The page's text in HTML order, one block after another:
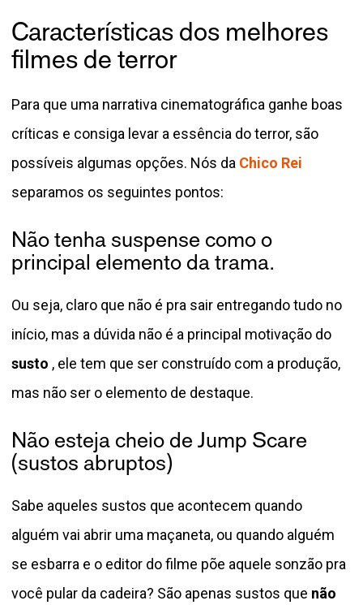
Características dos melhores
filmes de terror
Para que uma narrativa cinematográfica ganhe boas
críticas e consiga levar a essência do terror, são
possíveis algumas opções. Nós da Chico Rei
separamos os seguintes pontos:
Não tenha suspense como o
principal elemento da trama.
Ou seja, claro que não é pra sair entregando tudo no
início, mas a dúvida não é a principal motivação do
susto , ele tem que ser construído com a produção,
mas não ser o elemento de destaque.
Não esteja cheio de Jump Scare
(sustos abruptos)
Sabe aqueles sustos que acontecem quando
alguém vai abrir uma maçaneta, ou quando alguém
se esbarra e o editor do filme põe aquele sonzão pra
você pular da cadeira? São apenas sustos que não